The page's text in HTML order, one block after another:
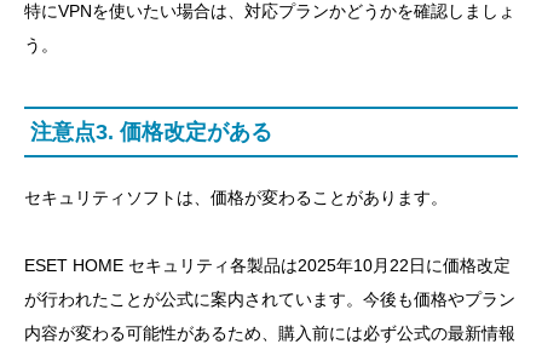
特にVPNを使いたい場合は、対応プランかどうかを確認しましょ
う。
注意点3. 価格改定がある
セキュリティソフトは、価格が変わることがあります。
ESET HOME セキュリティ各製品は2025年10月22日に価格改定
が行われたことが公式に案内されています。今後も価格やプラン
内容が変わる可能性があるため、購入前には必ず公式の最新情報